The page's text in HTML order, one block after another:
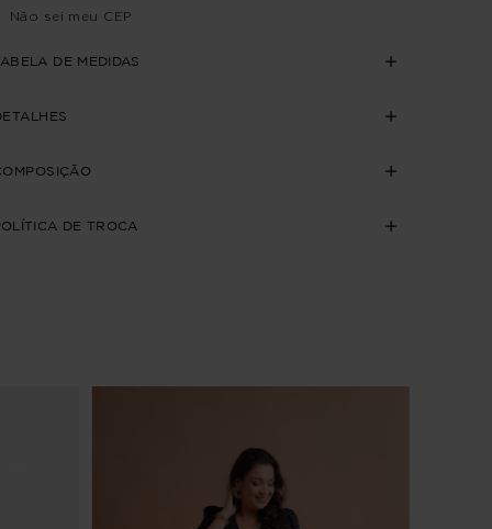
Não sei meu CEP
DE MEDIDAS
DE TROCA